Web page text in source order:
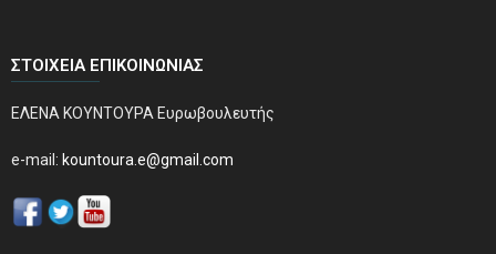
ΣΤΟΙΧΕΊΑ ΕΠΙΚΟΙΝΩΝΊΑΣ
ΕΛΕΝΑ ΚΟΥΝΤΟΥΡΑ Ευρωβουλευτής
e-mail: kountoura.e@gmail.com